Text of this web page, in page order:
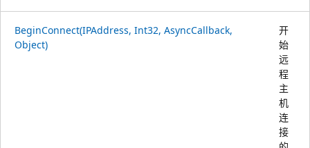
BeginConnect(IPAddress, Int32, AsyncCallback,
Object)
开
始
远
程
主
机
连
接